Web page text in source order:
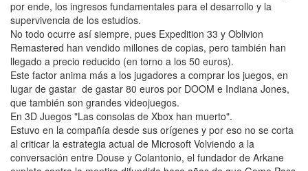
por ende, los ingresos fundamentales para el desarrollo y la
supervivencia de los estudios.
No todo ocurre así siempre, pues Expedition 33 y Oblivion
Remastered han vendido millones de copias, pero también han
llegado a precio reducido (en torno a los 50 euros).
Este factor anima más a los jugadores a comprar los juegos, en
lugar de gastar de gastar 80 euros por DOOM e Indiana Jones,
que también son grandes videojuegos.
En 3D Juegos "Las consolas de Xbox han muerto".
Estuvo en la compañía desde sus orígenes y por eso no se corta
al criticar la estrategia actual de Microsoft Volviendo a la
conversación entre Douse y Colantonio, el fundador de Arkane